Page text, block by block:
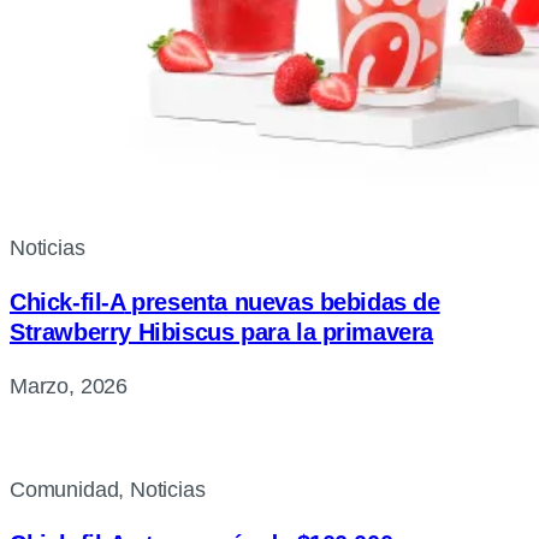
Noticias
Chick-fil-Apresenta nuevas bebidas de
Strawberry Hibiscus para la primavera
Marzo, 2026
Comunidad, Noticias